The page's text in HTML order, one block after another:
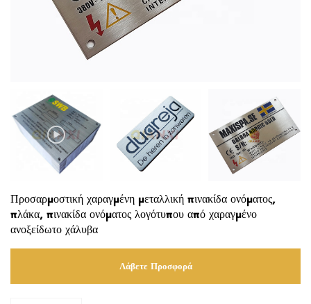
Προσαρμοστική χαραγμένη μεταλλική πινακίδα ονόματος,
πλάκα, πινακίδα ονόματος λογότυπου από χαραγμένο
ανοξείδωτο χάλυβα
Λάβετε Προσφορά